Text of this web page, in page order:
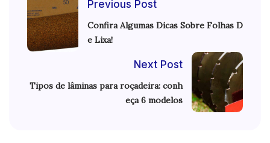
Previous Post
Confira Algumas Dicas Sobre Folhas D
e Lixa!
Next Post
Tipos de lâminas para roçadeira: conh
eça 6 modelos